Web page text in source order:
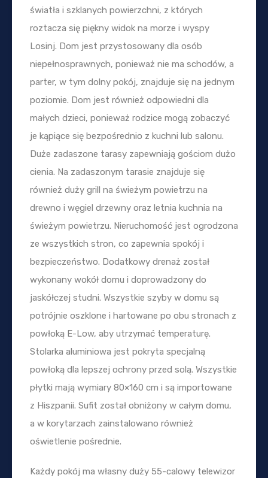
światła i szklanych powierzchni, z których
roztacza się piękny widok na morze i wyspy
Losinj. Dom jest przystosowany dla osób
niepełnosprawnych, ponieważ nie ma schodów, a
parter, w tym dolny pokój, znajduje się na jednym
poziomie. Dom jest również odpowiedni dla
małych dzieci, ponieważ rodzice mogą zobaczyć
je kąpiące się bezpośrednio z kuchni lub salonu.
Duże zadaszone tarasy zapewniają gościom dużo
cienia. Na zadaszonym tarasie znajduje się
również duży grill na świeżym powietrzu na
drewno i węgiel drzewny oraz letnia kuchnia na
świeżym powietrzu. Nieruchomość jest ogrodzona
ze wszystkich stron, co zapewnia spokój i
bezpieczeństwo. Dodatkowy drenaż został
wykonany wokół domu i doprowadzony do
jaskółczej studni. Wszystkie szyby w domu są
potrójnie oszklone i hartowane po obu stronach z
powłoką E-Low, aby utrzymać temperaturę.
Stolarka aluminiowa jest pokryta specjalną
powłoką dla lepszej ochrony przed solą. Wszystkie
płytki mają wymiary 80×160 cm i są importowane
z Hiszpanii. Sufit został obniżony w całym domu,
a w korytarzach zainstalowano również
oświetlenie pośrednie.
Każdy pokój ma własny duży 55-calowy telewizor